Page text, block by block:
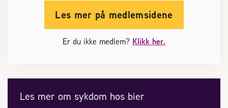
Les mer på medlemsidene
Er du ikke medlem? Klikk her.
Les mer om sykdom hos bier